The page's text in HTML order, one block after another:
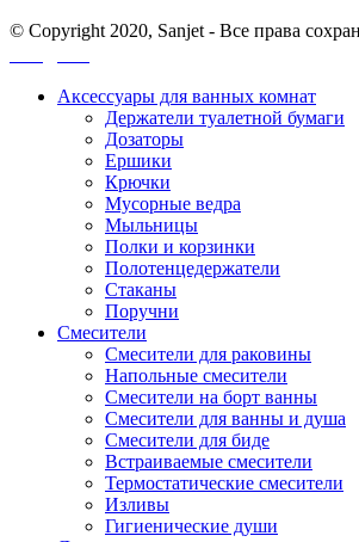
© Copyright 2020, Sanjet - Все права
Аксессуары для ванных комнат
Держатели туалетной бумаги
Дозаторы
Ершики
Крючки
Мусорные ведра
Мыльницы
Полки и корзинки
Полотенцедержатели
Стаканы
Поручни
Смесители
Смесители для раковины
Напольные смесители
Смесители на борт ванны
Смесители для ванны и душа
Смесители для биде
Встраиваемые смесители
Термостатические смесители
Изливы
Гигиенические души